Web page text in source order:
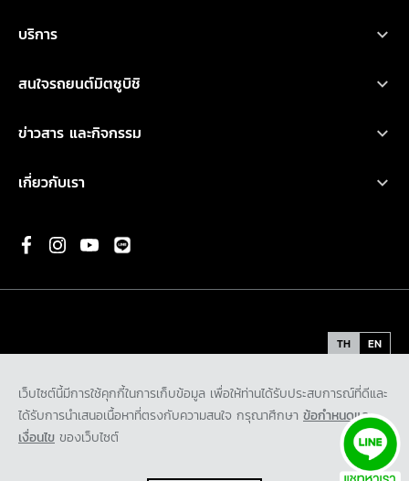
เว็บไซต์นี้มีการใช้คุกกี้ในการเก็บข้อมูล เพื่อให้ท่านได้รับประสบการณ์ที่ดีและ
ได้รับการนำเสนอเนื้อหาที่ตรงกับความสนใจ กรุณาศึกษา ข้อกำหนดและ
เงื่อนไข ของเว็บไซต์
ไทรทัน
เอ็กซ์แพนเดอร์ เอชอีวี ใหม่
แอททราจ
อุปกรณ์ตกแต่ง
คำนวณค่าใช้จ่ายเบื้องต้น
บริการ
น้ำมันเครื่องและเคมีภัณฑ์
ตรวจสอบ/ปรับปรุงคุณภาพ
สนใจรถยนต์มิตซูบิชิ
ดาวน์โหลดโบรชัวร์
ข่าวสาร และกิจกรรม
ข่าวสารล่าสุด
กิจกรรมเพื่อสังคม และ มูลนิธิ มิตซูบิชิ มอเตอร์ส ประเทศไทย
เกี่ยวกับเรา
พันธกิจ
ความเป็นมาของมิตซูบิชิ
รถต้นแบบ
ติดต่อเรา
ร่วมงานกับเรา
TH EN
ข้อกำหนดและเงื่อนไข
นโยบายคุ้มครองข้อมูลส่วนบุคคล
นโยบายคุ้มครองข้อมูลส่วนบุคคลสำหรับกล้องโทรทัศน์วงจรปิด
นโยบายคุ้มครองข้อมูลส่วนบุคคลสำหรับพันธมิตรทางธุรกิจ